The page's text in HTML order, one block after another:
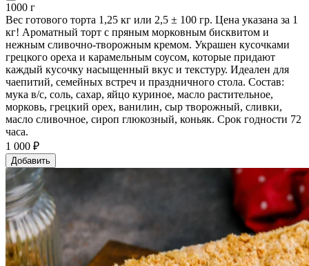
1000 г
Вес готового торта 1,25 кг или 2,5 ± 100 гр. Цена указана за 1
кг! Ароматный торт с пряным морковным бисквитом и
нежным сливочно-творожным кремом. Украшен кусочками
грецкого ореха и карамельным соусом, которые придают
каждый кусочку насыщенный вкус и текстуру. Идеален для
чаепитий, семейных встреч и праздничного стола. Состав:
мука в/с, соль, сахар, яйцо куриное, масло растительное,
морковь, грецкий орех, ванилин, сыр творожный, сливки,
масло сливочное, сироп глюкозный, коньяк. Срок годности 72
часа.
1 000 ₽
Добавить